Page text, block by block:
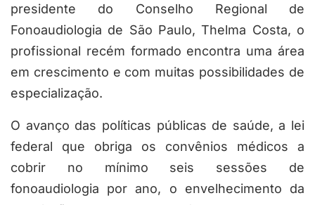
presidente do Conselho Regional de
Fonoaudiologia de São Paulo, Thelma Costa, o
profissional recém formado encontra uma área
em crescimento e com muitas possibilidades de
especialização.
O avanço das políticas públicas de saúde, a lei
federal que obriga os convênios médicos a
cobrir no mínimo seis sessões de
fonoaudiologia por ano, o envelhecimento da